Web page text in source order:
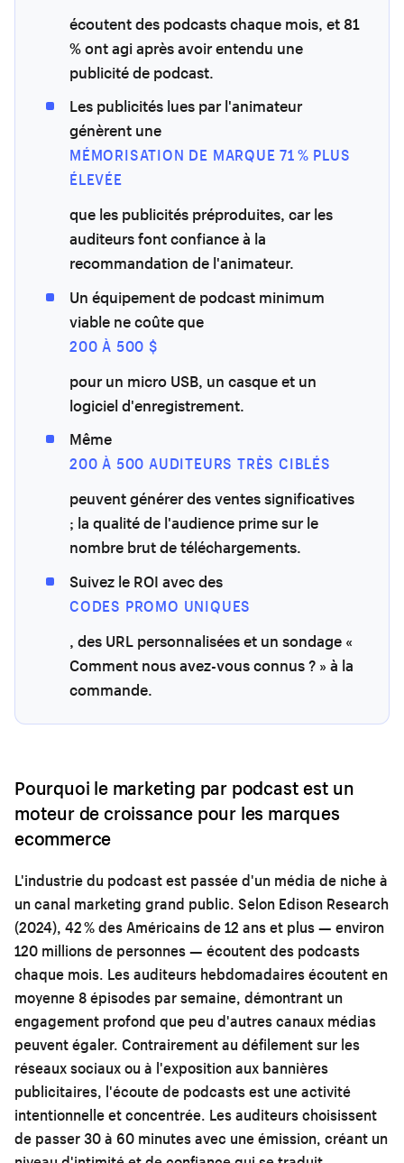
écoutent des podcasts chaque mois, et 81
% ont agi après avoir entendu une
publicité de podcast.
Les publicités lues par l'animateur
génèrent une
MÉMORISATION DE MARQUE 71 % PLUS
ÉLEVÉE
que les publicités préproduites, car les
auditeurs font confiance à la
recommandation de l'animateur.
Un équipement de podcast minimum
viable ne coûte que
200 À 500 $
pour un micro USB, un casque et un
logiciel d'enregistrement.
Même
200 À 500 AUDITEURS TRÈS CIBLÉS
peuvent générer des ventes significatives
; la qualité de l'audience prime sur le
nombre brut de téléchargements.
Suivez le ROI avec des
CODES PROMO UNIQUES
, des URL personnalisées et un sondage «
Comment nous avez-vous connus ? » à la
commande.
Pourquoi le marketing par podcast est un
moteur de croissance pour les marques
ecommerce
L'industrie du podcast est passée d'un média de niche à
un canal marketing grand public. Selon Edison Research
(2024), 42 % des Américains de 12 ans et plus — environ
120 millions de personnes — écoutent des podcasts
chaque mois. Les auditeurs hebdomadaires écoutent en
moyenne 8 épisodes par semaine, démontrant un
engagement profond que peu d'autres canaux médias
peuvent égaler. Contrairement au défilement sur les
réseaux sociaux ou à l'exposition aux bannières
publicitaires, l'écoute de podcasts est une activité
intentionnelle et concentrée. Les auditeurs choisissent
de passer 30 à 60 minutes avec une émission, créant un